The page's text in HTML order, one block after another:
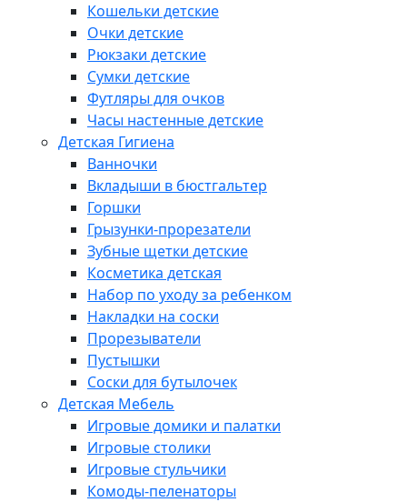
Кошельки детские
Очки детские
Рюкзаки детские
Сумки детские
Футляры для очков
Часы настенные детские
Детская Гигиена
Ванночки
Вкладыши в бюстгальтер
Горшки
Грызунки-прорезатели
Зубные щетки детские
Косметика детская
Набор по уходу за ребенком
Накладки на соски
Прорезыватели
Пустышки
Соски для бутылочек
Детская Мебель
Игровые домики и палатки
Игровые столики
Игровые стульчики
Комоды-пеленаторы